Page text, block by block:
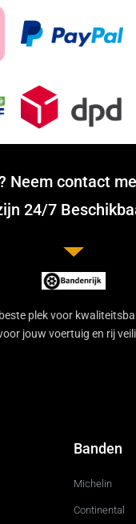
Neem contact
24/7
plek voor
jouw voertuig en rij
Banden
Michelin
Continental